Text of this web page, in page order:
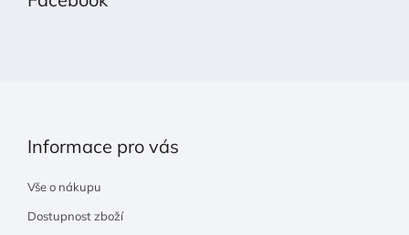
Informace pro vás
Vše o nákupu
Dostupnost zboží